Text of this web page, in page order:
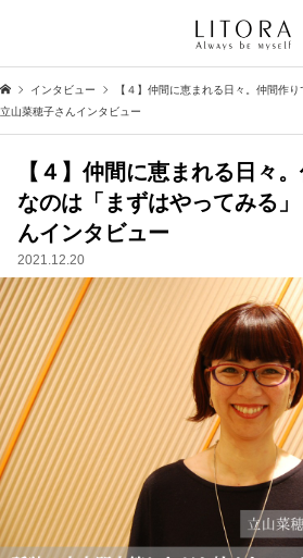
インタビュー
【４】仲間に恵まれる日々。仲間作
立山菜穂子さんインタビュー
【４】仲間に恵まれる日々
なのは「まずはやってみる
んインタビュー
2021.12.20